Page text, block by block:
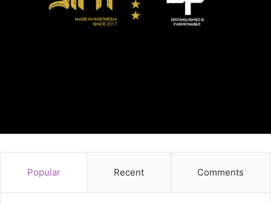
Popular Recent Comments